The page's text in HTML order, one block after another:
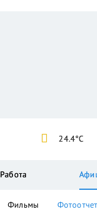
24.4°C
Работа
Фильмы